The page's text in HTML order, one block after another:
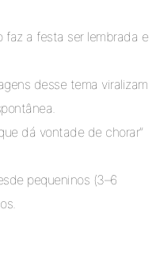
faz a festa ser lembrada e
desse tema viralizam
dá vontade de chorar”
pequeninos (3–6